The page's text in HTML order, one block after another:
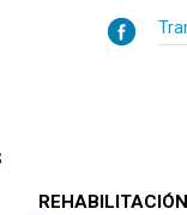
REHABILITACIÓN